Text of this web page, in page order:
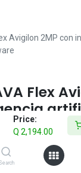
Price:
Q 2,194.00
Search
Avigilon 2MP con
Flex
incluido